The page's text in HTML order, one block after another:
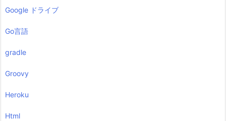
Google ドライブ
Go言語
gradle
Groovy
Heroku
Html